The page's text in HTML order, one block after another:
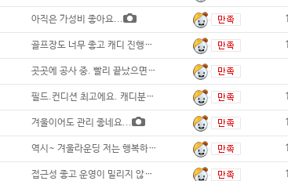
아직은 가성비 좋아요...
골프장도 너무 좋고 캐디 진행도 원활했습니다
곳곳에 공사 중. 빨리 끝났으면 좋겠다. 끝
필드.컨디션 최고에요. 캐디분도 친절하시고
겨울이어도 관리 좋네요...
역시~ 겨울라운딩 저는 행복하네요~...
접근성 좋고 운영이 밀리지 않아 쾌적합니다